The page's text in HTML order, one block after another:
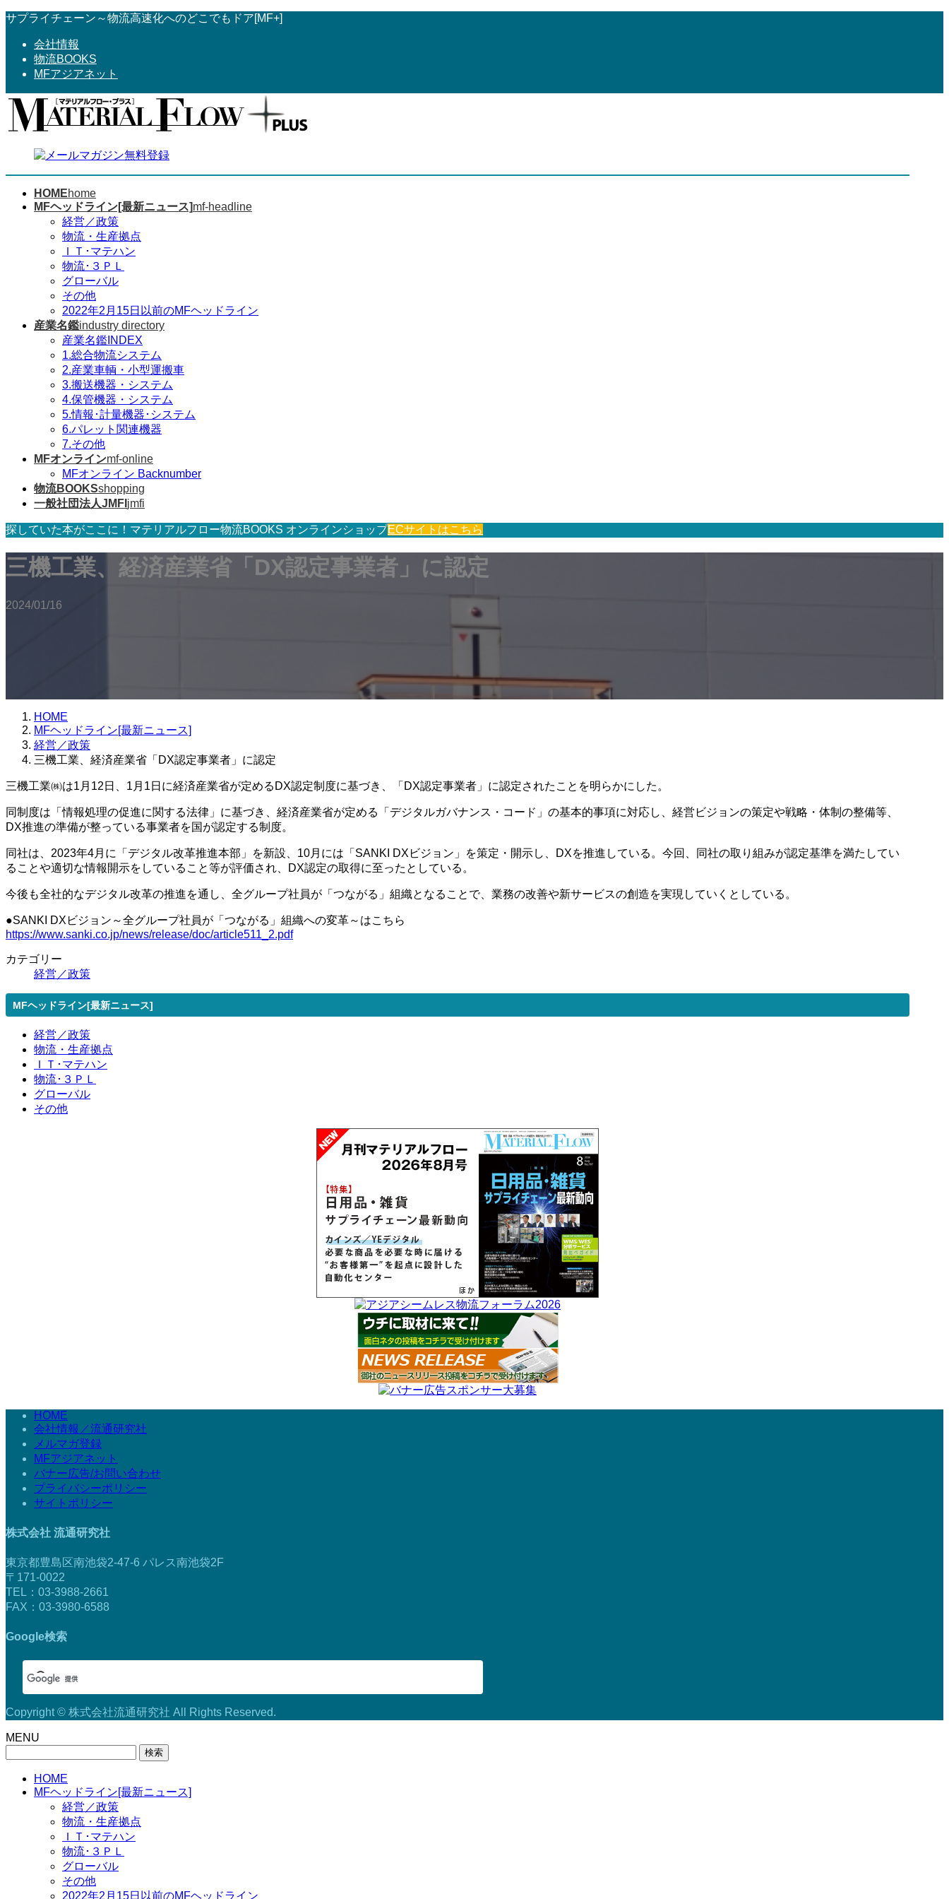
コ
へ
ス
ナ
ョ
ン
サプライチェーン～物流高速化へのどこでもドア[MF+]
会社情報
物流BOOKS
MFアジアネット
HOMEhome
MFヘッドライン[最新ニュース]mf-headline
経営／政策
物流・生産拠点
ＩＴ･マテハン
物流･３ＰＬ
グローバル
その他
2022年2月15日以前のMFヘッドライン
産業名鑑industry directory
産業名鑑INDEX
1.総合物流システム
2.産業車輌・小型運搬車
3.搬送機器・システム
4.保管機器・システム
5.情報･計量機器･システム
6.パレット関連機器
7.その他
MFオンラインmf-online
MFオンライン Backnumber
物流BOOKSshopping
一般社団法人JMFI jmfi
探していた本がここに！マテリアルフロー物流BOOKS オンラインショップECサイトはこちら
三機工業、経済産業省「DX認定事業者」に認定
2024/01/16
HOME
MFヘッドライン[最新ニュース]
経営／政策
三機工業、経済産業省「DX認定事業者」に認定
三機工業㈱は1月12日、1月1日に経済産業省が定めるDX認定制度に基づき、「DX認定事業者」に認定されたことを明らかにした。
同制度は「情報処理の促進に関する法律」に基づき、経済産業省が定める「デジタルガバナンス・コード」の基本的事項に対応し、経営ビジョンの策定や戦略・体制の整備等、
DX推進の準備が整っている事業者を国が認定する制度。
同社は、2023年4月に「デジタル改革推進本部」を新設、10月には「SANKI DXビジョン」を策定・開示し、DXを推進している。今回、同社の取り組みが認定基準を満たしてい
ることや適切な情報開示をしていること等が評価され、DX認定の取得に至ったとしている。
今後も全社的なデジタル改革の推進を通し、全グループ社員が「つながる」組織となることで、業務の改善や新サービスの創造を実現していくとしている。
●SANKI DXビジョン～全グループ社員が「つながる」組織への変革～はこちら
https://www.sanki.co.jp/news/release/doc/article511_2.pdf
カテゴリー
経営／政策
MFヘッドライン[最新ニュース]
経営／政策
物流・生産拠点
ＩＴ･マテハン
物流･３ＰＬ
グローバル
その他
HOME
会社情報／流通研究社
メルマガ登録
MFアジアネット
バナー広告/お問い合わせ
プライバシーポリシー
サイトポリシー
株式会社 流通研究社
東京都豊島区南池袋2-47-6 パレス南池袋2F
〒171-0022
TEL：03-3988-2661
FAX：03-3980-6588
Google検索
Copyright © 株式会社流通研究社 All Rights Reserved.
MENU
HOME
MFヘッドライン[最新ニュース]
経営／政策
物流・生産拠点
ＩＴ･マテハン
物流･３ＰＬ
グローバル
その他
2022年2月15日以前のMFヘッドライン